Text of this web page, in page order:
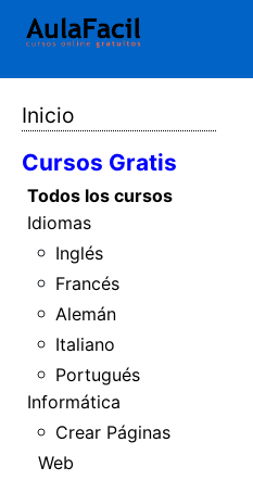
Inicio
Cursos Gratis
Todos los cursos
Idiomas
Inglés
Francés
Alemán
Italiano
Portugués
Informática
Crear Páginas
Web